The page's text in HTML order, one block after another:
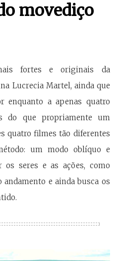
movediço
fortes e originais da
Lucrecia Martel, ainda que
enquanto a apenas quatro
do que propriamente um
quatro filmes tão diferentes
um modo oblíquo e
os seres e as ações, como
e ainda busca os